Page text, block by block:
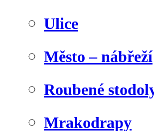
Ulice
Město – nábřeží
Roubené
Mrakodrapy